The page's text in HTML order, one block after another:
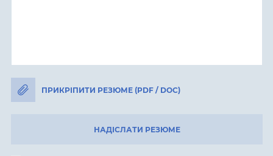
ПРИКРІПИТИ РЕЗЮМЕ (PDF / DOC)
НАДІСЛАТИ РЕЗЮМЕ